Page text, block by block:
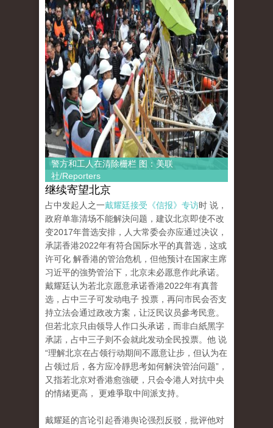
警方和工人在清除栅栏 图：美联
社/Reporters
继续寄望北京
占中发起人之一戴耀廷接受《信报》专访时 说，
政府单靠清场不能解決问题，建议北京即使不改
变2017年普选安排，人大常委会亦应通过决议，
承諾香港2022年有符合国际水平的真普选，这或
许可化 解香港的管治危机，但他预计在国家主席
习近平的強势管治下，北京未必愿意作此承诺。
戴耀廷认为若北京愿意承诺香港2022年有真普
选，占中三子可发动电子 投票，再问市民会否支
持立法会通过政改方案，让泛民议员參考民意。
但若北京只由领导人作口头承诺，而非白紙黑字
承諾，占中三子则不会就此发动全民投票。他 说
“理解北京在占领行动期间不愿意让步，但认为在
占领过后，各方应冷靜思考如何解決管治问题”，
又指若北京对香港愈強硬，只会令港人对抗中央
的情緒更高， 更难爭取中间派支持。
戴耀延的言论引起香港舆论强烈反驳，批评他对